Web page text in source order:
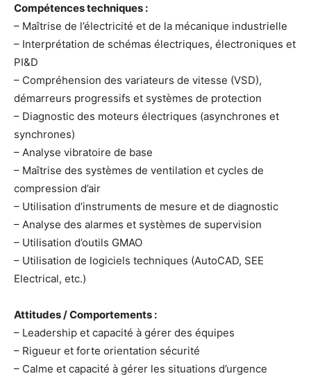
Compétences techniques :
– Maîtrise de l’électricité et de la mécanique industrielle
– Interprétation de schémas électriques, électroniques et
PI&D
– Compréhension des variateurs de vitesse (VSD),
démarreurs progressifs et systèmes de protection
– Diagnostic des moteurs électriques (asynchrones et
synchrones)
– Analyse vibratoire de base
– Maîtrise des systèmes de ventilation et cycles de
compression d’air
– Utilisation d’instruments de mesure et de diagnostic
– Analyse des alarmes et systèmes de supervision
– Utilisation d’outils GMAO
– Utilisation de logiciels techniques (AutoCAD, SEE
Electrical, etc.)
Attitudes / Comportements :
– Leadership et capacité à gérer des équipes
– Rigueur et forte orientation sécurité
– Calme et capacité à gérer les situations d’urgence